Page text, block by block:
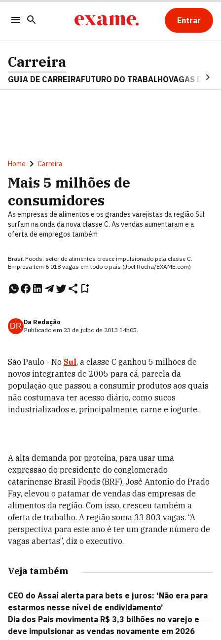
Entrar
Carreira
GUIA DE CARREIRAFUTURO DO TRABALHOVAGAS DE
Home Carreira
Mais 5 milhões de
consumidores
As empresas de alimentos e os grandes varejistas da região Sul
surfam na onda da nova classe C. As vendas aumentaram e a
oferta de empregos também
Brasil Foods: setor de alimentos cresce impulsionado pela classe C.
Empresa tem 6 018 vagas em todo o país (Joel Rocha/EXAME.com)
DR Da Redação
Publicado em 23 de julho de 2013 14h05.
São Paulo - No Sul, a classe C ganhou 5 milhões de
novos integrantes de 2005 para cá, parcela da
população que passou a consumir produtos aos quais
não costumava ter acesso diário, como sucos
industrializados e, principalmente, carne e iogurte.
A alta demanda por proteína, para usar uma
expressão do presidente do conglomerado
catarinense Brasil Foods (BRF), José Antonio do Prado
Fay, elevou o patamar de vendas das empresas de
alimentos da região. Com isso, cresceu também a
oferta de trabalho. A região soma 33 803 vagas. “A
perspectiva para este ano é ter um grande número de
vagas abertas”, diz o executivo.
Veja também
CEO do Assaí alerta para bets e juros: ‘Não era para
estarmos nesse nível de endividamento’
Dia dos Pais movimenta R$ 3,3 bilhões no varejo e
deve impulsionar as vendas novamente em 2026